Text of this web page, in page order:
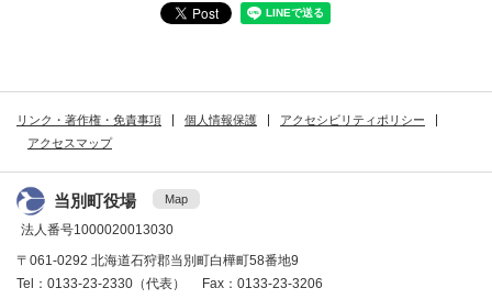
リンク・著作権・免責事項 個人情報保護
アクセシビリティポリシー
アクセスマップ
当別町役場 Map
法人番号1000020013030
〒061-0292 北海道石狩郡当別町白樺町58番地9
Tel：0133-23-2330（代表） Fax：0133-23-3206